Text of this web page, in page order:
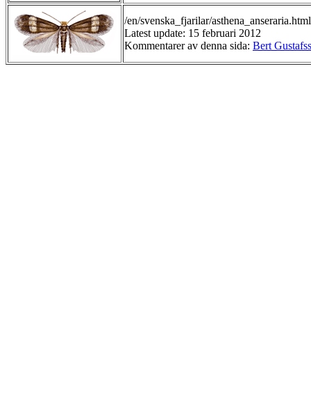
/en/svenska_fjarilar/asthena_anseraria.html
Latest update: 15 februari 2012
Kommentarer av denna sida: Bert